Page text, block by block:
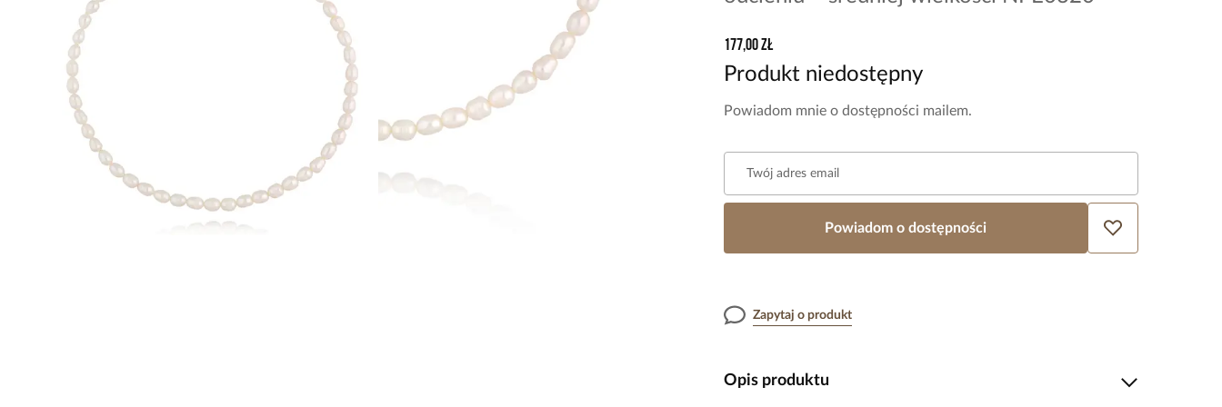
177,00 zł
Produkt niedostępny
Powiadom mnie o dostępności mailem.
Twój adres email
Powiadom o dostępności
Zapytaj o produkt
Opis produktu